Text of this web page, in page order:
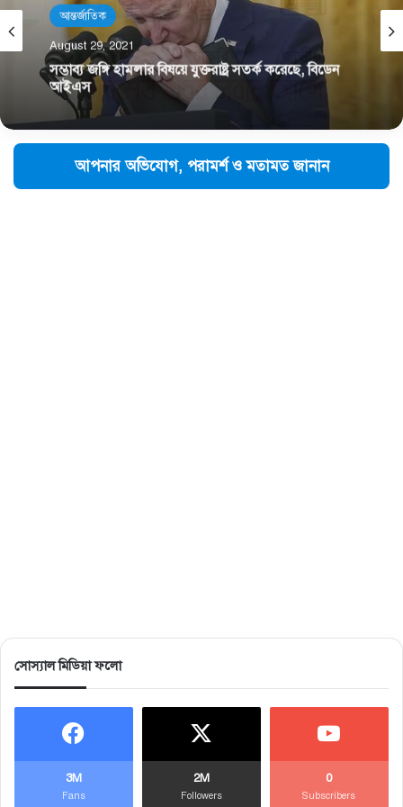
নিউজ
March 13, 2020
কুয়েতে মসজিদে নামাজ ও গণপরিবহন বন্ধ
আপনার অভিযোগ, পরামর্শ ও মতামত জানান
সোস্যাল মিডিয়া ফলো
3M
Fans
2M
Followers
0
Subscribers